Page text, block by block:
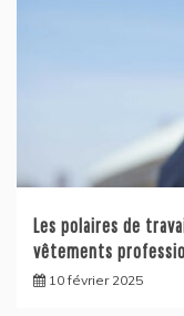
Les polaires de
vêtements
10 février 2025